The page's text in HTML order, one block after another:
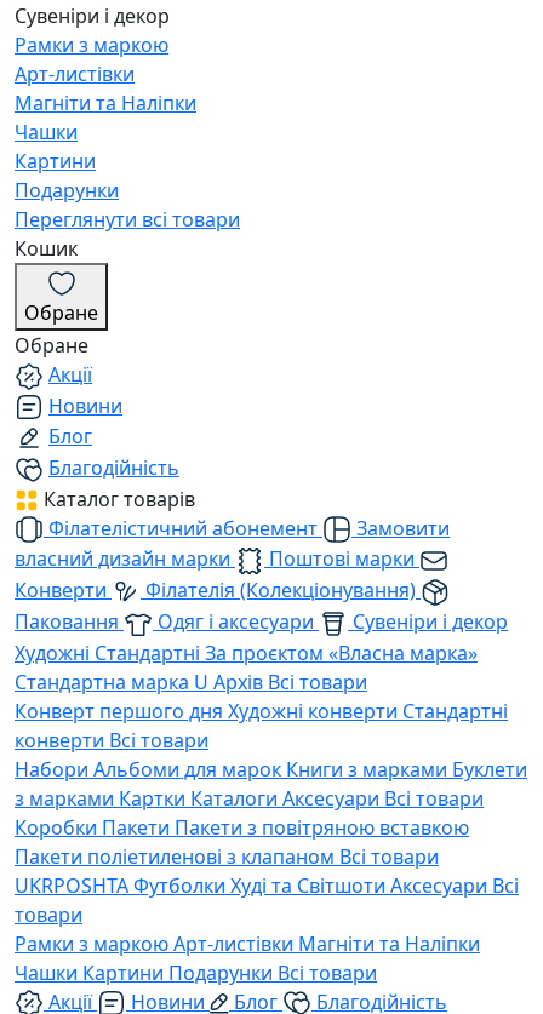
Сувеніри і декор
Рамки з маркою
Арт-листівки
Магніти та Наліпки
Чашки
Картини
Подарунки
Переглянути всі товари
Кошик
Обране
Обране
Акції
Новини
Блог
Благодійність
Каталог товарів
Філателістичний абонемент
Замовити
власний дизайн марки
Поштові марки
Конверти
Філателія (Колекціонування)
Паковання
Одяг і аксесуари
Сувеніри і декор
Художні Стандартні За проєктом «Власна марка»
Стандартна марка U Архів Всі товари
Конверт першого дня Художні конверти Стандартні
конверти Всі товари
Набори Альбоми для марок Книги з марками Буклети
з марками Картки Каталоги Аксесуари Всі товари
Коробки Пакети Пакети з повітряною вставкою
Пакети поліетиленові з клапаном Всі товари
UKRPOSHTAФутболки Худі та Світшоти Аксесуари Всі
товари
Рамки з маркоюАрт-листівки Магніти та Наліпки
Чашки Картини Подарунки Всі товари
Акції
Новини Блог
Благодійність